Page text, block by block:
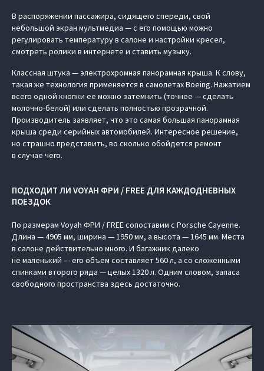
В распоряжении пассажира, сидящего спереди, свой
небольшой экран мультмедиа — с его помощью можно
регулировать температуру в салоне и настройки кресел,
смотреть ролики в интернете и ставить музыку.
Классная штука — электрохромная панорамная крыша. К слову,
такая же технология применяется в самолетах Boeing. Нажатием
всего одной кнопки ее можно затемнить (точнее — сделать
молочно-белой) или сделать полностью прозрачной.
Производитель заявляет, что это самая большая панорамная
крыша среди серийных автомобилей. Интересное решение,
но страшно представить, во сколько обойдется ремонт
в случае чего.
ПОДХОДИТ ЛИ VOYAH ФРИ / FREE ДЛЯ КАЖДОДНЕВНЫХ
ПОЕЗДОК
По размерам Voyah ФРИ / FREE сопоставим с Porsche Cayenne.
Длина — 4905 мм, ширина — 1950 мм, а высота — 1645 мм. Места
в салоне действительно много. И багажник далеко
не маленький — его объем составляет 560 л, а со сложенными
спинками второго ряда — целых 1320 л. Одним словом, запаса
свободного пространства здесь достаточно.